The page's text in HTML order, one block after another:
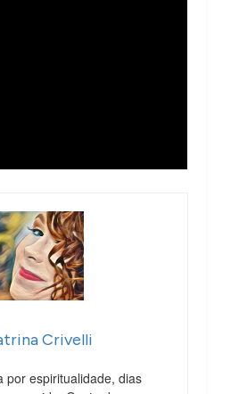
Crivelli
por espiritualidade, dias